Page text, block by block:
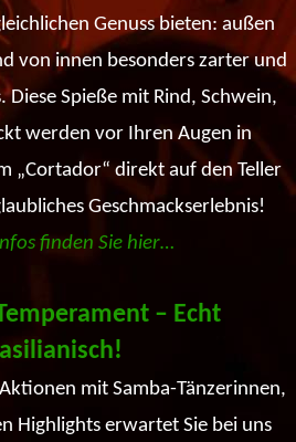
Genuss bieten: außen
von innen besonders zarter und
Diese Spieße mit Rind, Schwein,
werden vor Ihren Augen in
„Cortador“ direkt auf den Teller
Geschmackserlebnis!
finden Sie hier…
– Echt
mit Samba-Tänzerinnen,
Highlights erwartet Sie bei uns